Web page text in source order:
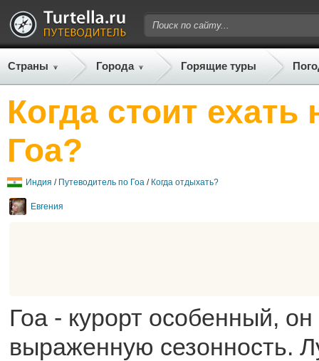
Страны Города Горящие туры
Когда стоит
Гоа?
Индия / Путеводитель по Гоа / Когда отдыхать?
Евгения
Гоа - курорт особенный,
выраженную сезонность.